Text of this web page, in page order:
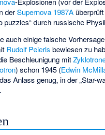
derSupernova 1987A
puzzles“ durch russische
auch einige falsche
Rudolf Peierls bewiesen zu
Beschleunigung mit
) schon 1945 (Edwin
Anlass genug, in der „Star-